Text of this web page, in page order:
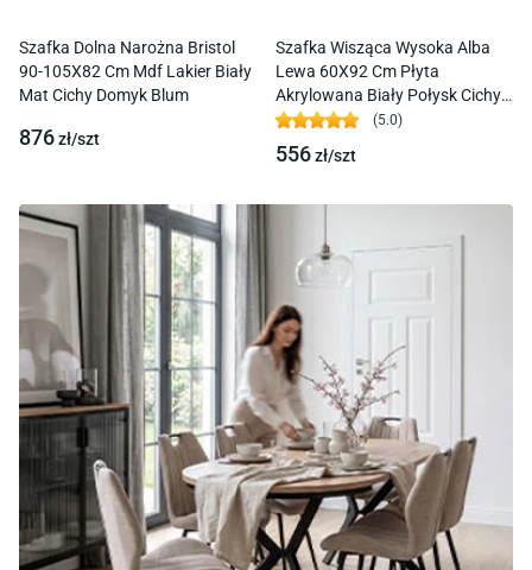
Szafka Dolna Narożna Bristol
90-105X82 Cm Mdf Lakier Biały
Mat Cichy Domyk Blum
876zł/szt
Szafka Wisząca Wysoka Alba
Lewa 60X92 Cm Płyta
Akrylowana Biały Połysk Cichy
Domyk Blum
(5.0)
556zł/szt